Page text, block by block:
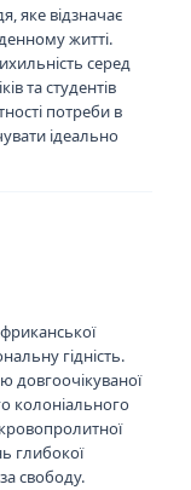
яке відзначає
житті.
серед
та студентів
потреби в
ідеально
гідність.
довгоочікуваної
колоніального
глибокої
свободу.